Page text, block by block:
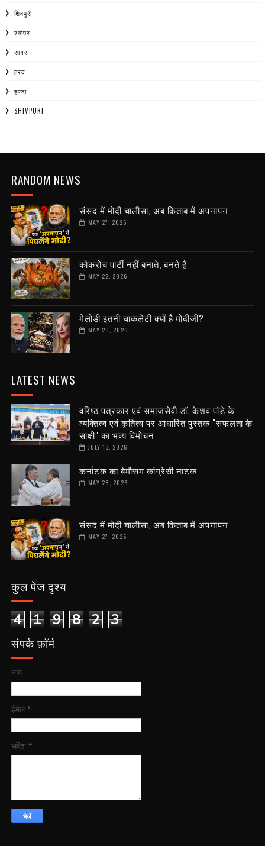
शिवपुरी
श्योपर
सागर
हरद
हरदा
SHIVPURI
RANDOM NEWS
संसद में मोदी चालीसा, अब किताब में अपनापन
MAY 27, 2026
कोकरोच पार्टी नहीं बनाते, बनते हैं
MAY 22, 2026
मेलोडी इतनी चाकलेटी क्यों है मोदीजी?
MAY 20, 2026
LATEST NEWS
वरिष्ठ पत्रकार एवं समाजसेवी डॉ. केशव पांडे के
व्यक्तित्व एवं कृतित्व पर आधारित पुस्तक "सफलता के
साक्षी" का भव्य विमोचन
JULY 13, 2026
कर्नाटक का बेमौसम कांग्रेसी नाटक
MAY 28, 2026
संसद में मोदी चालीसा, अब किताब में अपनापन
MAY 27, 2026
कुल पेज दृश्य
4 1 9 8 2 3
संपर्क फ़ॉर्म
नाम
ईमेल *
संदेश *